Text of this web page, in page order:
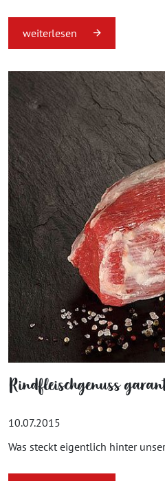
weiterlesen
Rindfleischgenuss
10.07.2015
Was steckt eigentlich hinter